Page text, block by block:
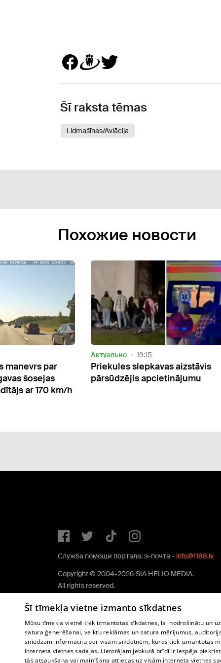
Šī raksta tēmas
Lidmašīnas/Aviācija
Похожие новости
aizstāvis
Актуально 18:24
Noziedzīga grupa organizējusi
vairāk nekā 40 cilvēku
Служба помощи портала: э-почта - info@1188.lv
Copyright © 2004-2026 SIA HELIO MEDIA.
All rights reserved.
Šī tīmekļa vietne izmanto sīkdatnes
Mūsu tīmekļa vietnē tiek izmantotas sīkdatnes, lai nodrošinātu un
satura ģenerēšanai, veiktu reklāmas un satura mērījumus,
sniedzam informāciju par visām sīkdatnēm, kuras tiek izmantotas
interneta vietnes sadaļas. Lietotājam jebkurā brīdī ir iespēja
tās atsaukšana vai mainīšana attiecas uz visām interneta vietnes